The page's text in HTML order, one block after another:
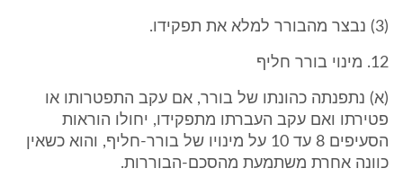
(3) נבצר מהבורר למלא את תפקידו.
12. מינוי בורר חליף
(א) נתפנתה כהונתו של בורר, אם עקב התפטרותו או
פטירתו ואם עקב העברתו מתפקידו, יחולו הוראות
הסעיפים 8 עד 10 על מינויו של בורר-חליף, והוא כשאין
כוונה אחרת משתמעת מהסכם-הבוררות.